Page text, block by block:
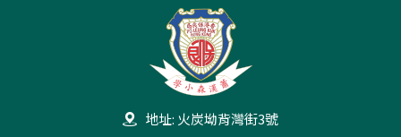
地址: 火炭坳背灣街3號